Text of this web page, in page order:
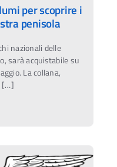
per scoprire i
penisola
nazionali delle
sarà acquistabile su
La collana,
[…]